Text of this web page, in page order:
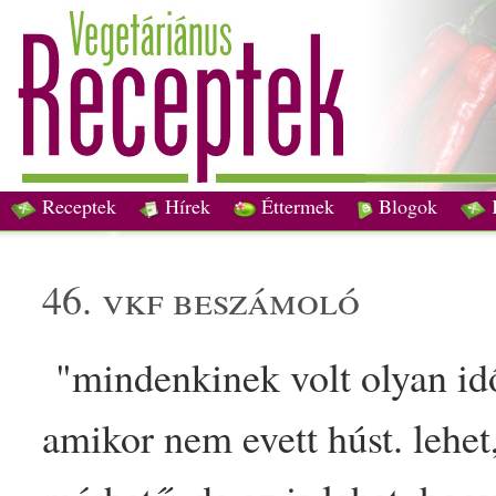
Receptek Hírek Éttermek Blogok
46. vkf beszámoló
"mindenkinek volt olyan
amikor nem evett húst.